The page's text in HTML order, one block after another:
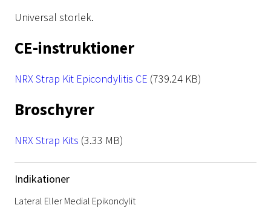
Universal storlek.
CE-instruktioner
File
NRX Strap Kit Epicondylitis CE (739.24 KB)
Broschyrer
File
NRX Strap Kits (3.33 MB)
Indikationer
Lateral Eller Medial Epikondylit